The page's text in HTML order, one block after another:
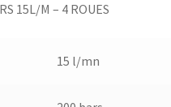
15L/M – 4 ROUES
15 l/mn